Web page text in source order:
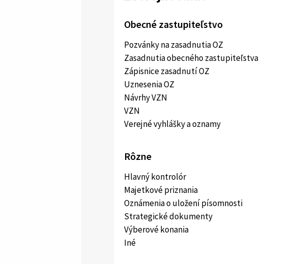
Obecné zastupiteľstvo
Pozvánky na zasadnutia OZ
Zasadnutia obecného zastupiteľstva
Zápisnice zasadnutí OZ
Uznesenia OZ
Návrhy VZN
VZN
Verejné vyhlášky a oznamy
Rôzne
Hlavný kontrolór
Majetkové priznania
Oznámenia o uložení písomnosti
Strategické dokumenty
Výberové konania
Iné